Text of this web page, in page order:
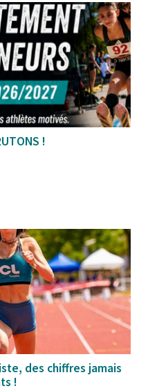
!
des chiffres jamais
!